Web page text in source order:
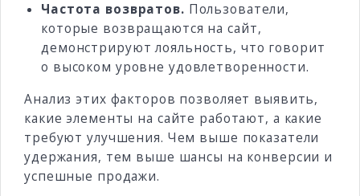
Частота возвратов. Пользователи,
которые возвращаются на сайт,
демонстрируют лояльность, что говорит
о высоком уровне удовлетворенности.
Анализ этих факторов позволяет выявить,
какие элементы на сайте работают, а какие
требуют улучшения. Чем выше показатели
удержания, тем выше шансы на конверсии и
успешные продажи.